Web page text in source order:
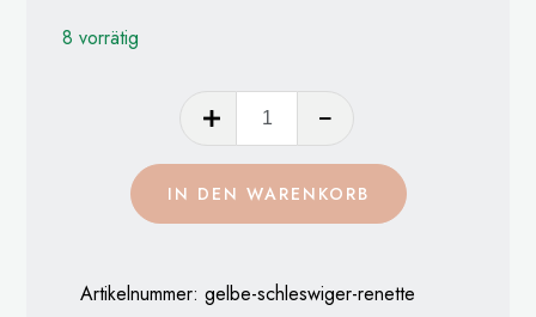
8 vorrätig
Schleswiger
Renette
Menge
IN DEN WARENKORB
Artikelnummer:gelbe-schleswiger-renette